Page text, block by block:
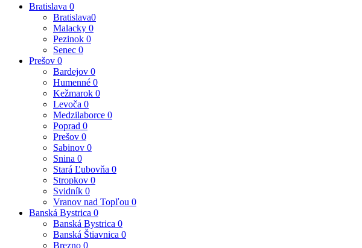
Bratislava 0
Bratislava0
Malacky 0
Pezinok 0
Senec 0
Prešov 0
Bardejov 0
Humenné 0
Kežmarok 0
Levoča 0
Medzilaborce 0
Poprad 0
Prešov 0
Sabinov 0
Snina 0
Stará Ľubovňa 0
Stropkov 0
Svidník 0
Vranov nad Topľou 0
Banská Bystrica 0
Banská Bystrica 0
Banská Štiavnica 0
Brezno 0